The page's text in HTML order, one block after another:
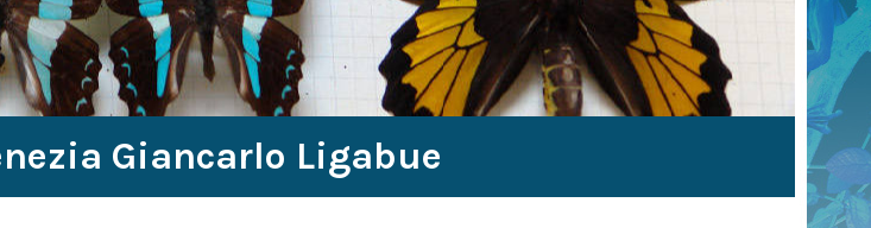
Giancarlo Ligabue